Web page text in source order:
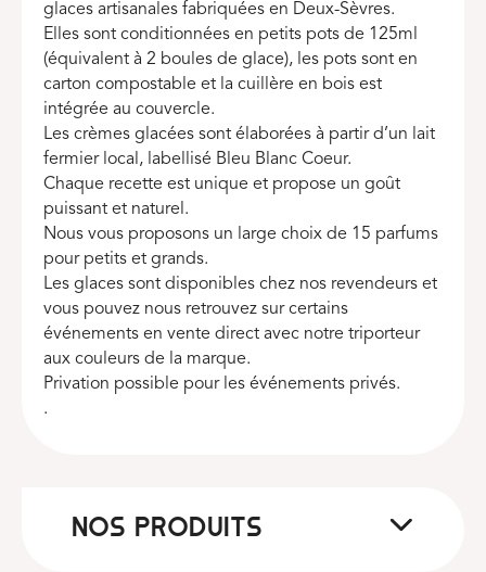
glaces artisanales fabriquées en Deux-Sèvres.
Elles sont conditionnées en petits pots de 125ml
(équivalent à 2 boules de glace), les pots sont en
carton compostable et la cuillère en bois est
intégrée au couvercle.
Les crèmes glacées sont élaborées à partir d’un lait
fermier local, labellisé Bleu Blanc Coeur.
Chaque recette est unique et propose un goût
puissant et naturel.
Nous vous proposons un large choix de 15 parfums
pour petits et grands.
Les glaces sont disponibles chez nos revendeurs et
vous pouvez nous retrouvez sur certains
événements en vente direct avec notre triporteur
aux couleurs de la marque.
Privation possible pour les événements privés.
.
NOS PRODUITS